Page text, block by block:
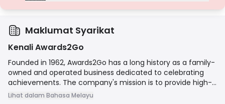
Daripada bidang kuasa dengan pengawasan minimum, lesen ini
dana dan insurans. Walaupun menarik untuk fleksibiliti operasi, ia
menimbulkan risiko yang lebih tinggi kepada pedagang.
Maklumat Syarikat
Kenali Awards2Go
Founded in 1962, Awards2Go has a long history as a family-
owned and operated business dedicated to celebrating
achievements. The company's mission is to provide high-
quality, personalized recognition products with exceptional
Lihat dalam Bahasa Melayu